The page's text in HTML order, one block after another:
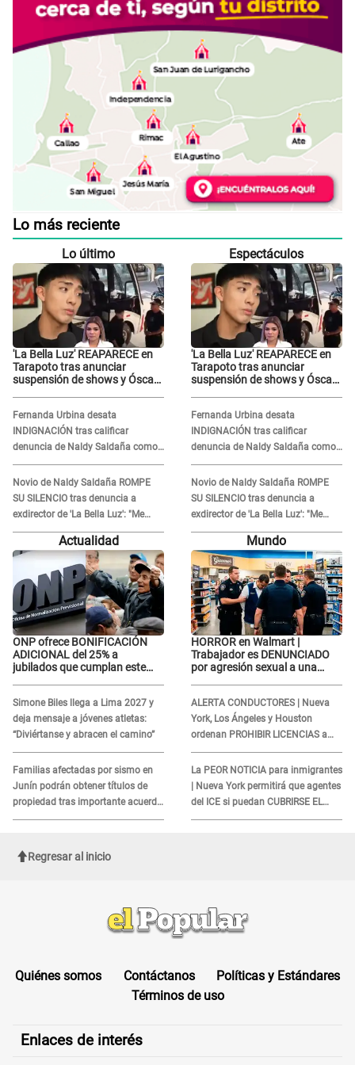
Lo más reciente
Lo último
'La Bella Luz' REAPARECE en
Tarapoto tras anunciar
suspensión de shows y Óscar
Fernanda Urbina desata
INDIGNACIÓN tras calificar
denuncia de Naldy Saldaña como
'acto bochornoso': "No es justo
atacar a otra mujer"
Novio de Naldy Saldaña ROMPE
SU SILENCIO tras denuncia a
exdirector de 'La Bella Luz': "Me
basta con que ella esté bien"
Espectáculos
'La Bella Luz' REAPARECE en
Tarapoto tras anunciar
suspensión de shows y Óscar
Fernanda Urbina desata
INDIGNACIÓN tras calificar
denuncia de Naldy Saldaña como
'acto bochornoso': "No es justo
atacar a otra mujer"
Novio de Naldy Saldaña ROMPE
SU SILENCIO tras denuncia a
exdirector de 'La Bella Luz': "Me
basta con que ella esté bien"
Actualidad
ONP ofrece BONIFICACIÓN
ADICIONAL del 25% a
jubilados que cumplan este
Simone Biles llega a Lima 2027 y
deja mensaje a jóvenes atletas:
“Diviértanse y abracen el camino”
Familias afectadas por sismo en
Junín podrán obtener títulos de
propiedad tras importante acuerdo
de Cofopri
Mundo
HORROR en Walmart |
Trabajador es DENUNCIADO
por agresión sexual a una
ALERTA CONDUCTORES | Nueva
York, Los Ángeles y Houston
ordenan PROHIBIR LICENCIAS a
quienes no presenten ESTE
DOCUMENTO
La PEOR NOTICIA para inmigrantes
| Nueva York permitirá que agentes
del ICE si puedan CUBRIRSE EL
ROSTRO
Regresar al inicio
Quiénes somos Contáctanos
Políticas y Estándares
Términos de uso
Enlaces de interés